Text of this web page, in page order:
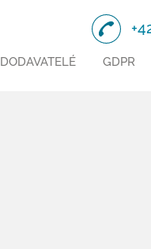
DODAVATELÉ GDPR